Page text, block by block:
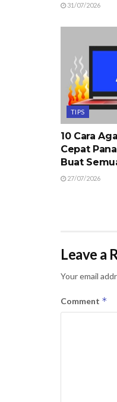
31/07/2026
TIPS
10 Cara
Cepat
Buat
27/07/2026
Leave a
Your email
Comment *